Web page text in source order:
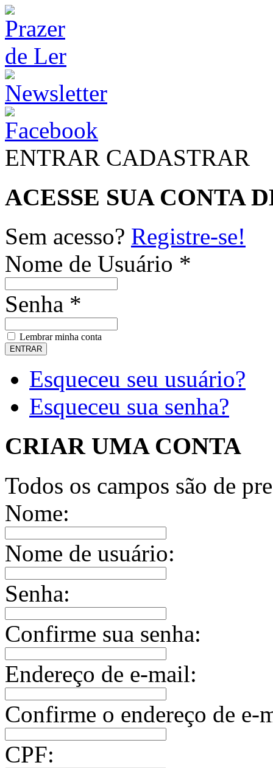
ENTRAR CADASTRAR
ACESSE SUA CONTA
Sem acesso? Registre-se!
Nome de Usuário *
Senha *
Lembrar minha conta
Esqueceu seu usuário?
Esqueceu sua senha?
CRIAR UMA CONTA
Todos os campos são de
Nome:
Nome de usuário:
Senha:
Confirme sua senha:
Endereço de e-mail:
Confirme o endereço de e-
CPF: